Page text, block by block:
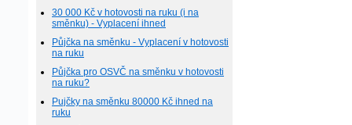
30 000 Kč v hotovosti na ruku (i na
směnku) - Vyplacení ihned
Půjčka na směnku - Vyplacení v hotovosti
na ruku
Půjčka pro OSVČ na směnku v hotovosti
na ruku?
Pujčky na směnku 80000 Kč ihned na
ruku